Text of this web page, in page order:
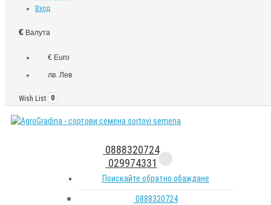
Вход
€ Валута
€ Euro
лв. Лев
Wish List 0
0888320724
029974331
Поискайте обратно обаждане
0888320724